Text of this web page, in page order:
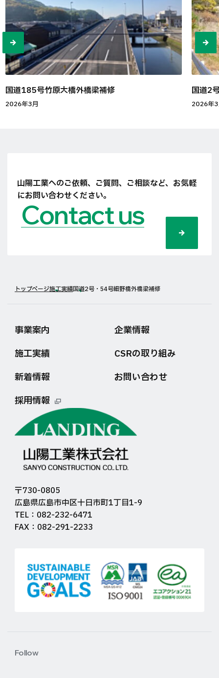
国道185号竹原大橋外橋梁補修
2026年3月
国道2
2026年
山陽工業へのご依頼、ご質問、ご相談など、 お気軽
にお問い合わせください。
Contact us
トップページ施工実績国道2号・54号細野橋外橋梁補修
事業案内
企業情報
施工実績
CSRの取り組み
新着情報
お問い合わせ
採用情報
〒730-0805
広島県広島市中区十日市町1丁目1-9
TEL：082-232-6471
FAX：082-291-2233
Follow